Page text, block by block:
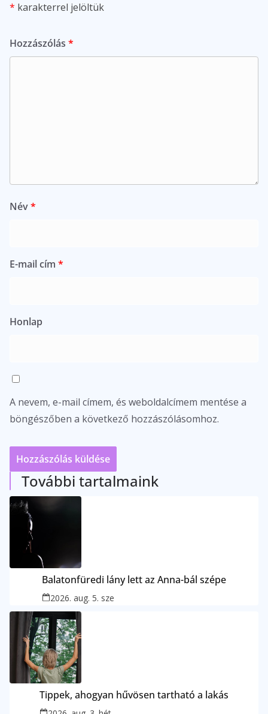
* karakterrel jelöltük
Hozzászólás *
Név*
E-mail cím *
Honlap
A nevem, e-mail címem, és weboldalcímem mentése a
böngészőben a következő hozzászólásomhoz.
További tartalmaink
Balatonfüredi lány lett az Anna-bál szépe
2026. aug. 5. sze
Tippek, ahogyan hűvösen tartható a lakás